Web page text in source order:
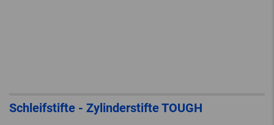
Schleifstifte - Zylinderstifte TOUGH